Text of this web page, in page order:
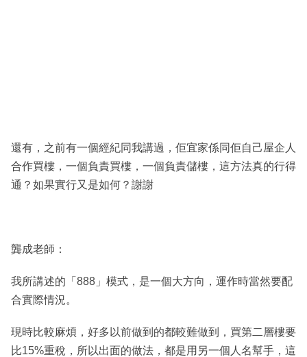
還有，之前有一個經紀同我講過，佢宜家係同佢自己屋企人
合作買樓，一個負責買樓，一個負責儲樓，這方法真的行得
通？如果實行又是如何？謝謝
龔成老師：
我所講述的「888」模式，是一個大方向，運作時當然要配
合實際情況。
現時比較麻煩，好多以前做到的都較難做到，買第二層樓要
比15%重稅，所以出面的做法，都是用另一個人名幫手，這